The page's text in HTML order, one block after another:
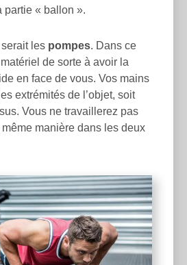
partie « ballon ».
les pompes. Dans ce
de sorte à avoir la
en face de vous. Vos mains
extrémités de l’objet, soit
Vous ne travaillerez pas
manière dans les deux